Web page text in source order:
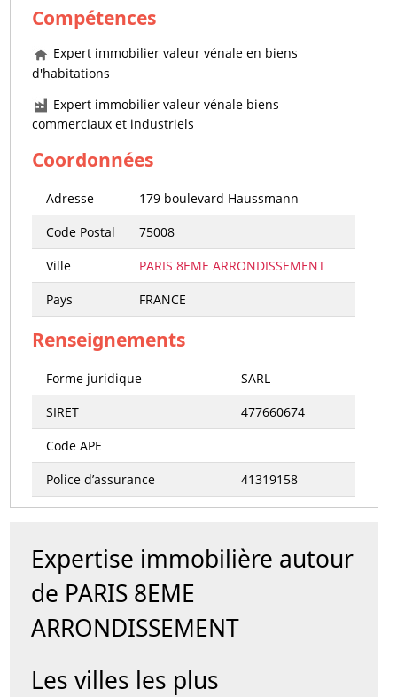
Compétences
Expert immobilier valeur vénale en biens
d'habitations
Expert immobilier valeur vénale biens
commerciaux et industriels
Coordonnées
Adresse
179 boulevard Haussmann
Code Postal
75008
Ville
PARIS 8EME ARRONDISSEMENT
Pays
FRANCE
Renseignements
Forme juridique
SARL
SIRET
477660674
Code APE
Police d’assurance
41319158
Expertise immobilière autour
de PARIS 8EME
ARRONDISSEMENT
Les villes les plus